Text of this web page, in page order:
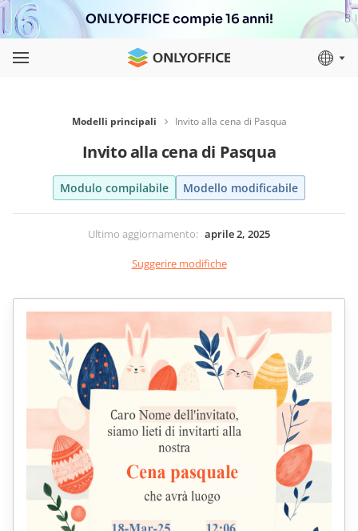
ONLYOFFICE compie 16 anni!
Modelli principali Invito alla cena di Pasqua
Invito alla cena di Pasqua
Modulo compilabile Modello modificabile
Ultimo aggiornamento: aprile 2, 2025
Suggerire modifiche